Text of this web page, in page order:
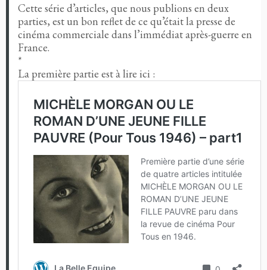
Cette série d’articles, que nous publions en deux
parties, est un bon reflet de ce qu’était la presse de
cinéma commerciale dans l’immédiat après-guerre en
France.
*
La première partie est à lire ici :